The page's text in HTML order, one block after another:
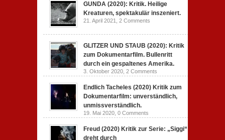
GUNDA (2020): Kritik. Heilige
Kreaturen, spektakulär inszeniert.
21. April 2021, 2 Comments
GLITZER UND STAUB (2020): Kritik
zum Dokumentarfilm. Bullenritt
durch ein gespaltenes Amerika.
3. Oktober 2020, 2 Comments
Endlich Tacheles (2020) Kritik zum
Dokumentarfilm: unverständlich,
unmissverständlich.
19. Mai 2020, 0 Comments
Freud (2020) Kritik zur Serie: „Siggi“
dreht durch